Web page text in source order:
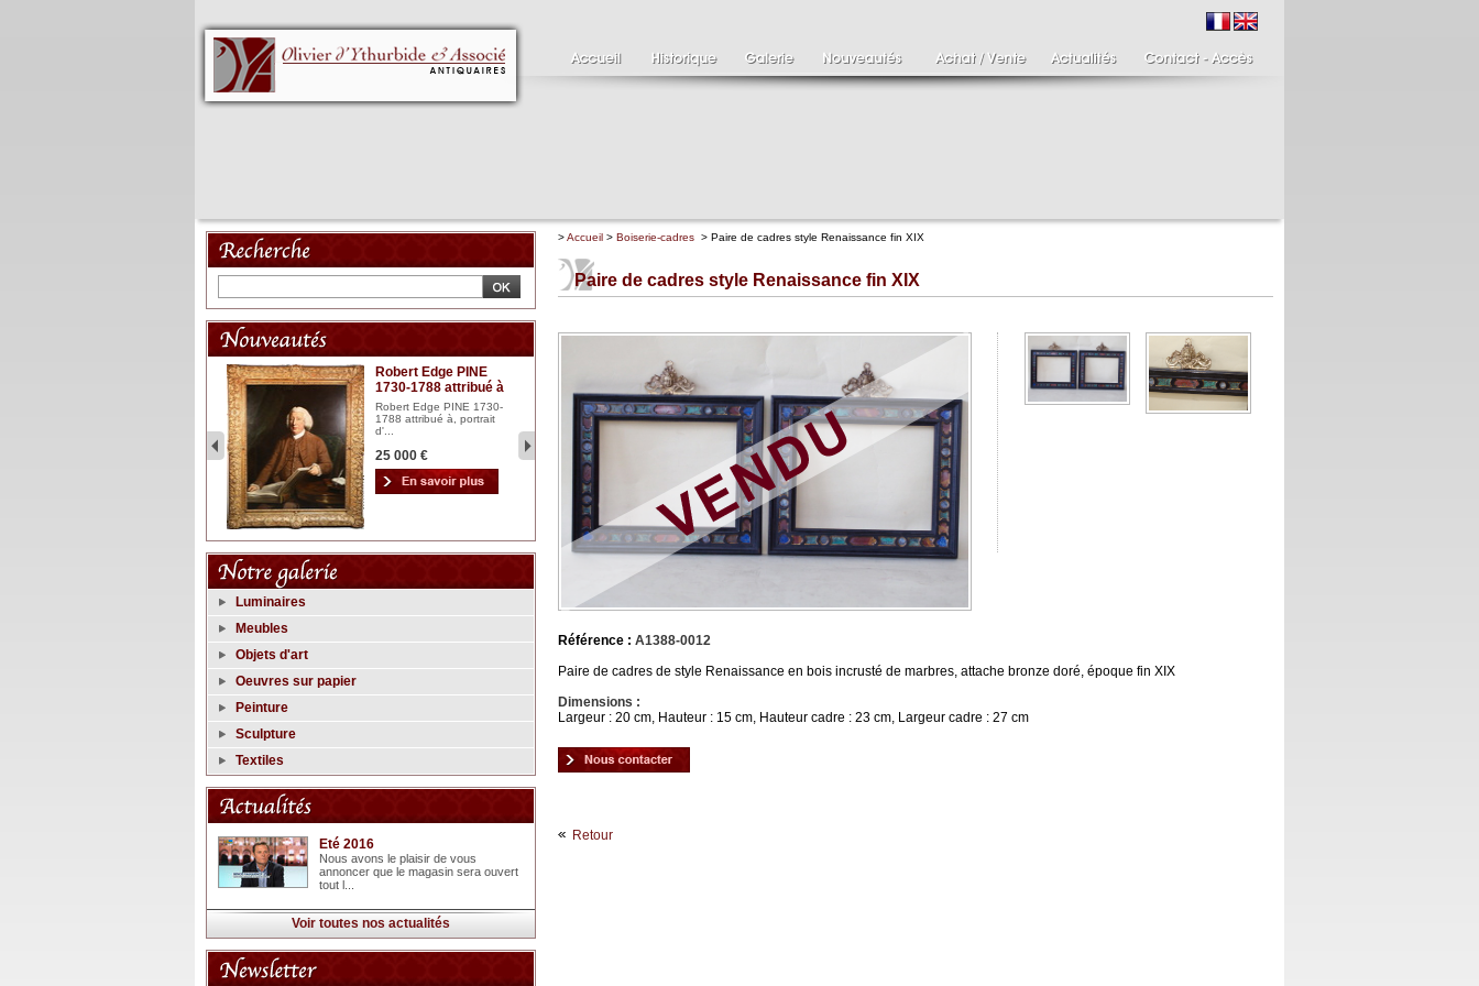
Robert Edge PINE
1730-1788 attribué à
Robert Edge PINE 1730-
1788 attribué à, portrait
d'...
25 000 €
Clément SERVEAU
1886-1972
Clément SERVEAU 1886-
1972 "Portrait de Boxer"
Hui...
Paire de bougeoirs fin
XVIIIème
Paire de bougeoirs putti
tenant une torchère en
1 700 €
Luminaires
Meubles
Objets d'art
Oeuvres sur papier
Peinture
Sculpture
Textiles
Eté 2016
Nous avons le plaisir de vous
annoncer que le magasin sera ouvert
tout l...
Voir toutes nos actualités
>Accueil > Boiserie-cadres > Paire de cadres style Renaissance fin XIX
Paire de cadres style Renaissance fin XIX
Référence : A1388-0012
Paire de cadres de style Renaissance en bois incrusté de marbres, attache bronze doré, époque fin XIX
Dimensions :
Largeur : 20 cm, Hauteur : 15 cm, Hauteur cadre : 23 cm, Largeur cadre : 27 cm
Retour